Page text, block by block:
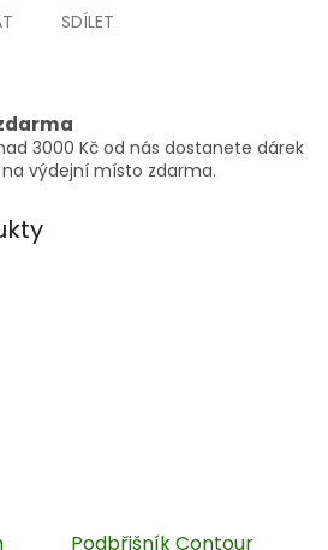
SDÍLET
3000 Kč od nás dostanete dárek
výdejní místo zdarma.
Podbřišník Contour